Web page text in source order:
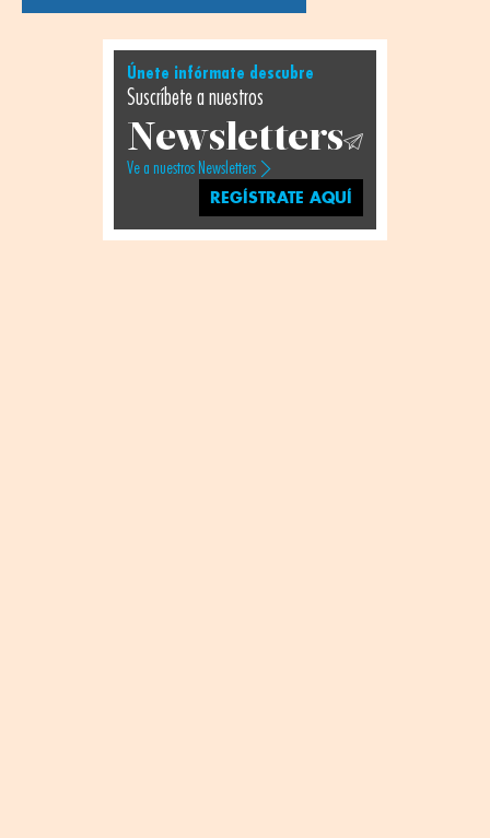
Únete infórmate descubre
Suscríbete a nuestros
Newsletters
Ve a nuestros Newsletters
REGÍSTRATE AQUÍ